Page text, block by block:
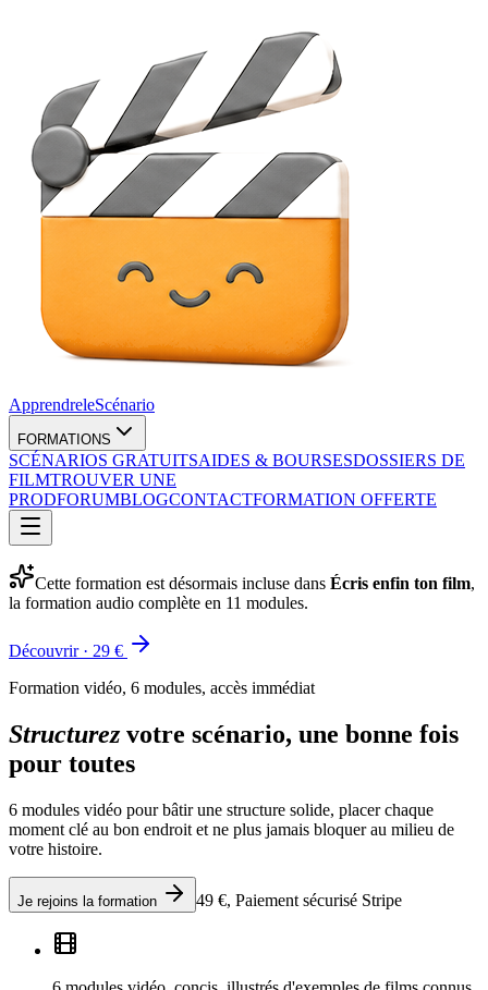
ApprendreleScénario
FORMATIONS
SCÉNARIOS GRATUITSAIDES & BOURSESDOSSIERS DE
FILMTROUVER UNE
PRODFORUMBLOGCONTACTFORMATION OFFERTE
Cette formation est désormais incluse dans Écris enfin ton film,
la formation audio complète en 11 modules.
Découvrir · 29 €
Formation vidéo, 6 modules, accès immédiat
Structurezvotre scénario, une bonne fois
pour toutes
6 modules vidéo pour bâtir une structure solide, placer chaque
moment clé au bon endroit et ne plus jamais bloquer au milieu de
votre histoire.
Je rejoins la formation 49 €, Paiement sécurisé Stripe